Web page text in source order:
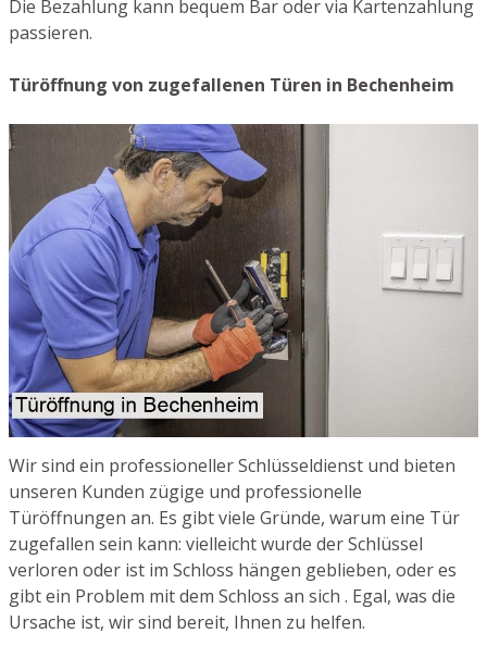
Die Bezahlung kann bequem Bar oder via Kartenzahlung
passieren.
Türöffnung von zugefallenen Türen in Bechenheim
Wir sind ein professioneller Schlüsseldienst und bieten
unseren Kunden zügige und professionelle
Türöffnungen an. Es gibt viele Gründe, warum eine Tür
zugefallen sein kann: vielleicht wurde der Schlüssel
verloren oder ist im Schloss hängen geblieben, oder es
gibt ein Problem mit dem Schloss an sich . Egal, was die
Ursache ist, wir sind bereit, Ihnen zu helfen.